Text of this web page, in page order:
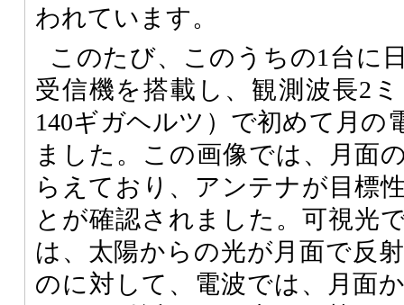
われています。
このたび、このうちの1台に
受信機を搭載し、観測波長2
140ギガヘルツ）で初めて月の
ました。この画像では、月面
らえており、アンテナが目標
とが確認されました。可視光
は、太陽からの光が月面で反
のに対して、電波では、月面